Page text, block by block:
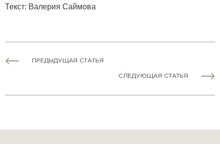
Текст: Валерия Саймова
ПРЕДЫДУЩАЯ СТАТЬЯ
СЛЕДУЮЩАЯ СТАТЬЯ